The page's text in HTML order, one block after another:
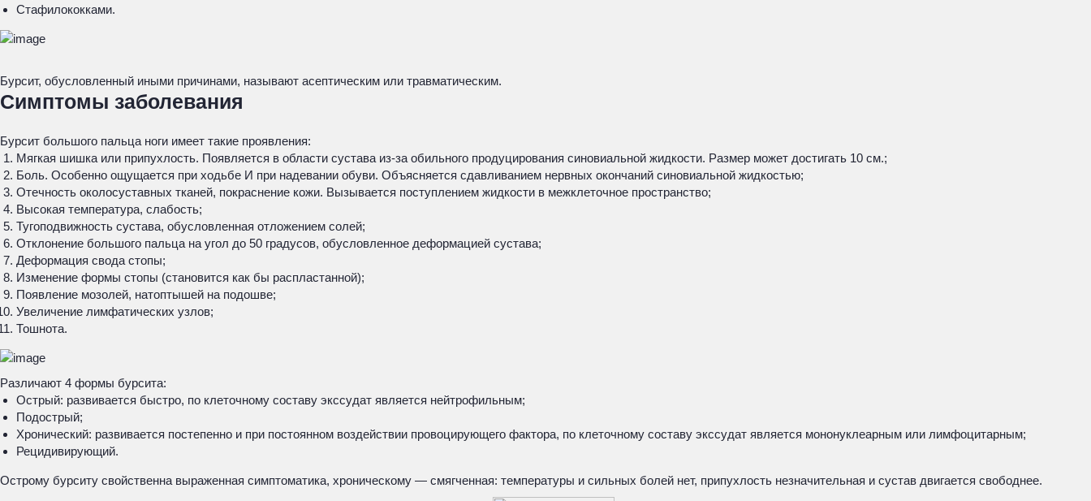
Стафилококками.
Бурсит, обусловленный иными причинами, называют асептическим или травматическим.
Симптомы заболевания
Бурсит большого пальца ноги имеет такие проявления:
Мягкая шишка или припухлость. Появляется в области сустава из-за обильного продуцирования синовиальной жидкости. Размер может достигать 10 см.;
Боль. Особенно ощущается при ходьбе И при надевании обуви. Объясняется сдавливанием нервных окончаний синовиальной жидкостью;
Отечность околосуставных тканей, покраснение кожи. Вызывается поступлением жидкости в межклеточное пространство;
Высокая температура, слабость;
Тугоподвижность сустава, обусловленная отложением солей;
Отклонение большого пальца на угол до 50 градусов, обусловленное деформацией сустава;
Деформация свода стопы;
Изменение формы стопы (становится как бы распластанной);
Появление мозолей, натоптышей на подошве;
Увеличение лимфатических узлов;
Тошнота.
Различают 4 формы бурсита:
Острый: развивается быстро, по клеточному составу экссудат является нейтрофильным;
Подострый;
Хронический: развивается постепенно и при постоянном воздействии провоцирующего фактора, по клеточному составу экссудат является мононуклеарным или лимфоцитарным;
Рецидивирующий.
Острому бурситу свойственна выраженная симптоматика, хроническому — смягченная: температуры и сильных болей нет, припухлость незначительная и сустав двигается свободнее.